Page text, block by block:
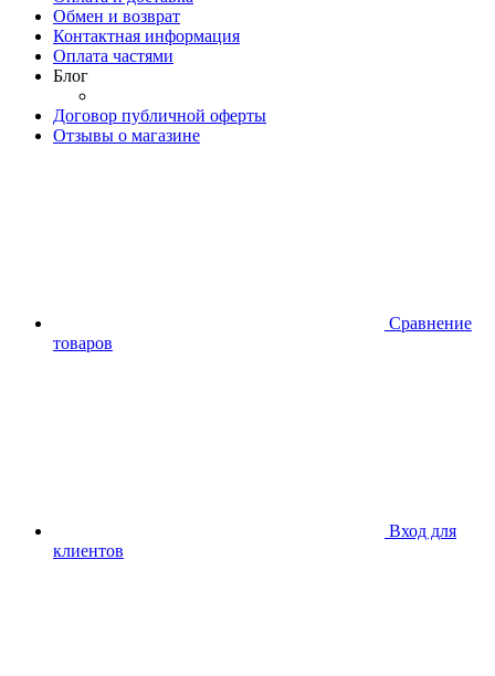
Обмен и возврат
Контактная информация
Оплата частями
Блог
Договор публичной оферты
Отзывы о магазине
Сравнение
товаров
Вход для
клиентов